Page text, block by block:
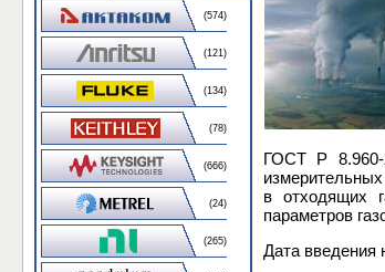
(574)
(121)
(134)
(78)
(666)
(24)
(265)
ГОСТ Р 8.960-
в отходящих
параметров
Дата введения